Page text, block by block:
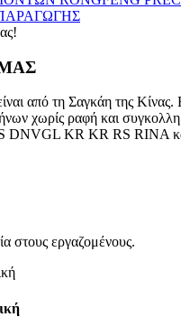
από τη Σαγκάη της
χωρίς ραφή και
KR KR RS RINA και
στους εργαζομένους.